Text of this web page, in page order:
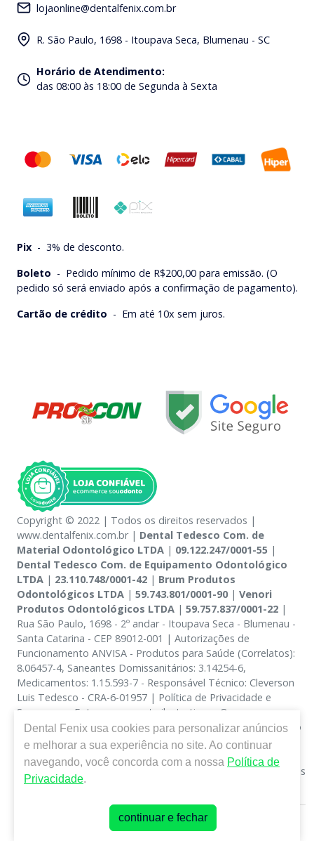
lojaonline@dentalfenix.com.br
R. São Paulo, 1698 - Itoupava Seca, Blumenau - SC
Horário de Atendimento:
das 08:00 às 18:00 de Segunda à Sexta
Pix - 3% de desconto.
Boleto - Pedido mínimo de R$200,00 para emissão. (O
pedido só será enviado após a confirmação de pagamento).
Cartão de crédito - Em até 10x sem juros.
Copyright © 2022 | Todos os direitos reservados |
www.dentalfenix.com.br | Dental Tedesco Com. de
Material Odontológico LTDA | 09.122.247/0001-55 |
Dental Tedesco Com. de Equipamento Odontológico
LTDA | 23.110.748/0001-42 | Brum Produtos
Odontológicos LTDA | 59.743.801/0001-90| Venori
Produtos Odontológicos LTDA | 59.757.837/0001-22 |
Rua São Paulo, 1698 - 2º andar - Itoupava Seca - Blumenau -
Santa Catarina - CEP 89012-001 | Autorizações de
Funcionamento ANVISA - Produtos para Saúde (Correlatos):
8.06457-4, Saneantes Domissanitários: 3.14254-6,
Medicamentos: 1.15.593-7 - Responsável Técnico: Cleverson
Luis Tedesco - CRA-6-01957 | Política de Privacidade e
Segurança - Fotos meramente ilustrativas - Os preços e
condições da loja virtual estão sujeitos a alterações. Em caso
de divergência de preços no site, o valor válido é o do
Carrinho de Compra. Não vendemos por atacado, por isso
nos reservamos o direito de não atender compras de grandes
volumes pelo site.
E-commerce produzido por Sou Odonto Ecommerce
Dental Fenix usa cookies para personalizar anúncios
e melhorar a sua experiência no site. Ao continuar
navegando, você concorda com a nossa Política de
Privacidade.
continuar e fechar